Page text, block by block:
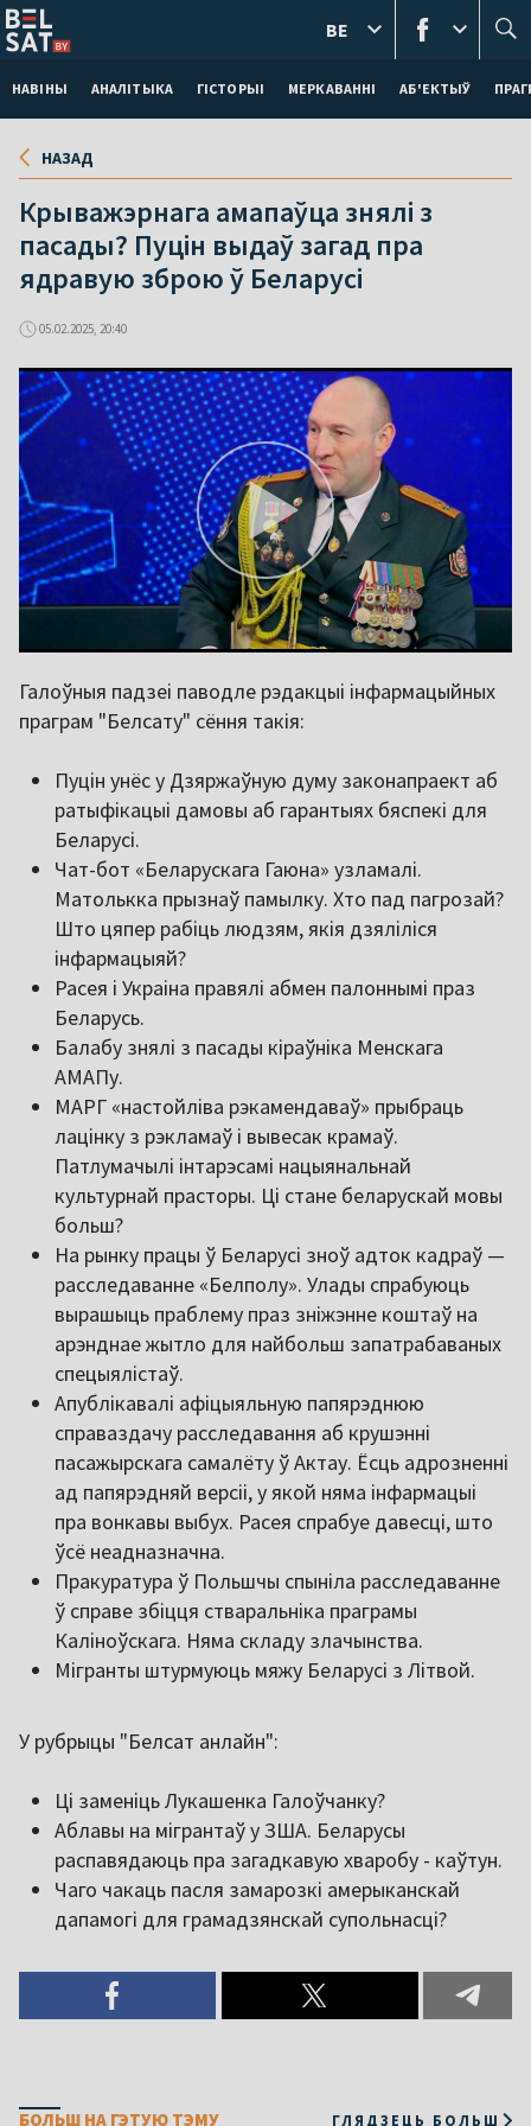
НАВІНЫ АНАЛІТЫКА ГІСТОРЫІ МЕРКАВАННI АБ'ЕКТЫЎ
BE
НАЗАД
Крыважэрнага амапаўца знялі з
пасады? Пуцін выдаў загад пра
ядравую зброю ў Беларусі
05.02.2025, 20:40
Галоўныя падзеі паводле рэдакцыі інфармацыйных
праграм "Белсату" сёння такія:
Пуцін унёс у Дзяржаўную думу законапраект аб
ратыфікацыі дамовы аб гарантыях бяспекі для
Беларусі.
Чат-бот «Беларускага Гаюна» узламалі.
Матолькка прызнаў памылку. Хто пад пагрозай?
Што цяпер рабіць людзям, якія дзяліліся
інфармацыяй?
Расея і Украіна правялі абмен палоннымі праз
Беларусь.
Балабу знялі з пасады кіраўніка Менскага
АМАПу.
МАРГ «настойліва рэкамендаваў» прыбраць
лацінку з рэкламаў і вывесак крамаў.
Патлумачылі інтарэсамі нацыянальнай
культурнай прасторы. Ці стане беларускай мовы
больш?
На рынку працы ў Беларусі зноў адток кадраў —
расследаванне «Белполу». Улады спрабуюць
вырашыць праблему праз зніжэнне коштаў на
арэнднае жытло для найбольш запатрабаваных
спецыялістаў.
Апублікавалі афіцыяльную папярэднюю
справаздачу расследавання аб крушэнні
пасажырскага самалёту ў Актау. Ёсць адрозненні
ад папярэдняй версіі, у якой няма інфармацыі
пра вонкавы выбух. Расея спрабуе давесці, што
ўсё неадназначна.
Пракуратура ў Польшчы спыніла расследаванне
ў справе збіцця стваральніка праграмы
Каліноўскага. Няма складу злачынства.
Мігранты штурмуюць мяжу Беларусі з Літвой.
У рубрыцы "Белсат анлайн":
Ці заменіць Лукашенка Галоўчанку?
Аблавы на мігрантаў у ЗША. Беларусы
распавядаюць пра загадкавую хваробу - каўтун.
Чаго чакаць пасля замарозкі амерыканскай
дапамогі для грамадзянскай супольнасці?
БОЛЬШ НА ГЭТУЮ ТЭМУ ГЛЯДЗЕЦЬ БОЛЬШ